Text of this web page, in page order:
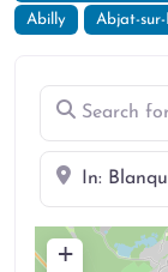
Search for
Near
+
Abilly Abjat-